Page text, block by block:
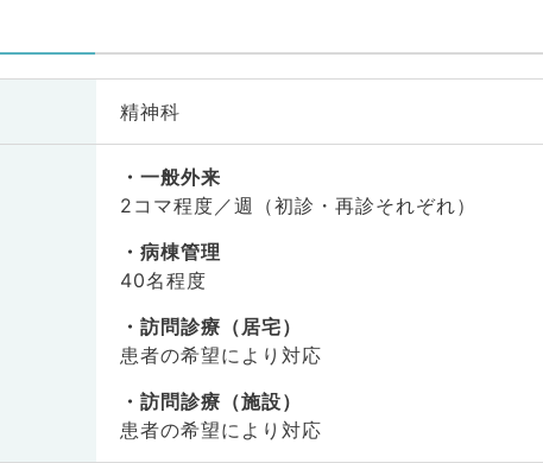
精神科
一般外来
2コマ程度／週（初診・再診それぞれ）
病棟管理
40名程度
訪問診療（居宅）
患者の希望により対応
訪問診療（施設）
患者の希望により対応